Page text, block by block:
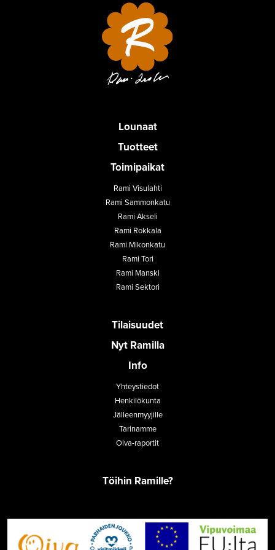
Lounaat
Tuotteet
Toimipaikat
Rami Visulahti
Rami Sammonkatu
Rami Akseli
Rami Rokkala
Rami Mikonkatu
Rami Tori
Rami Manski
Rami Sektori
Tilaisuudet
Nyt Ramilla
Info
Yhteystiedot
Henkilökunta
Jälleenmyyjille
Tarinamme
Oiva-raportit
Töihin Ramille?